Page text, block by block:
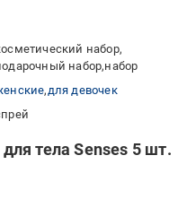
набор
набор набор
для девочек
тела Senses 5 шт.